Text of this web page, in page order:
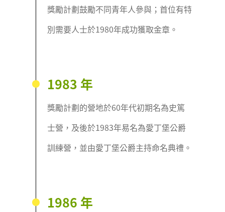
獎勵計劃鼓勵不同青年人參與；首位有特
別需要人士於1980年成功獲取金章。
1983 年
獎勵計劃的營地於60年代初期名為史篤
士營，及後於1983年易名為愛丁堡公爵
訓練營，並由愛丁堡公爵主持命名典禮。
1986 年